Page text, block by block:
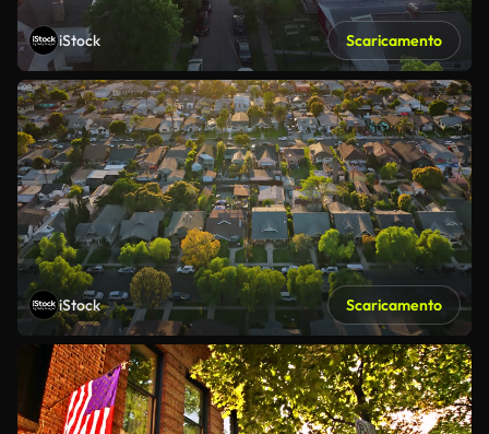
iStock Scaricamento
iStock Scaricamento